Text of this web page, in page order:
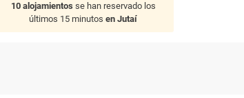
10 alojamientos se han reservado los
últimos 15 minutosen Jutaí